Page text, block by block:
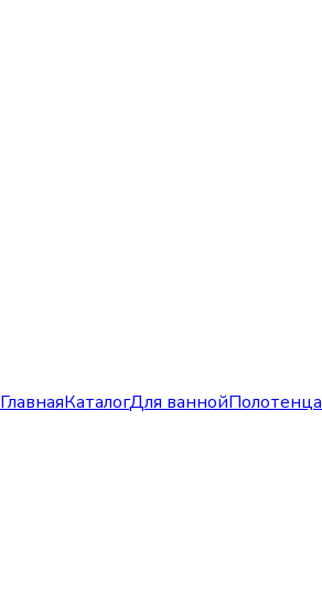
ГлавнаяКаталогДля ваннойПолотенца